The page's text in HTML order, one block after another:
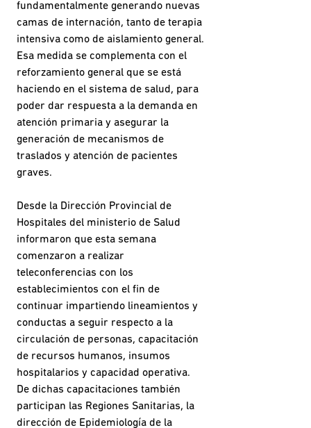
fundamentalmente generando nuevas
camas de internación, tanto de terapia
intensiva como de aislamiento general.
Esa medida se complementa con el
reforzamiento general que se está
haciendo en el sistema de salud, para
poder dar respuesta a la demanda en
atención primaria y asegurar la
generación de mecanismos de
traslados y atención de pacientes
graves.
Desde la Dirección Provincial de
Hospitales del ministerio de Salud
informaron que esta semana
comenzaron a realizar
teleconferencias con los
establecimientos con el fin de
continuar impartiendo lineamientos y
conductas a seguir respecto a la
circulación de personas, capacitación
de recursos humanos, insumos
hospitalarios y capacidad operativa.
De dichas capacitaciones también
participan las Regiones Sanitarias, la
dirección de Epidemiología de la